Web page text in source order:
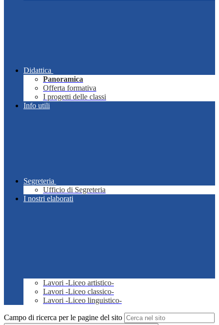
Didattica
Panoramica
Offerta formativa
I progetti delle classi
Info utili
Segreteria
Ufficio di Segreteria
I nostri elaborati
Lavori -Liceo artistico-
Lavori -Liceo classico-
Lavori -Liceo linguistico-
Campo di ricerca per le pagine del sito